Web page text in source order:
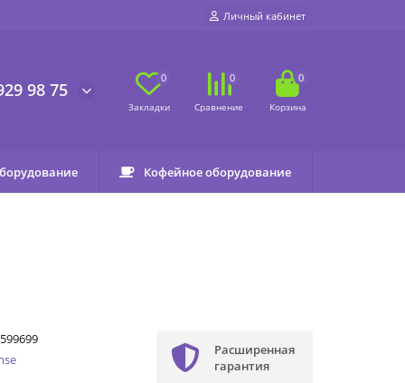
Личный кабинет
98 75
0 0 0
Кофейное оборудование
Расширенная
гарантия